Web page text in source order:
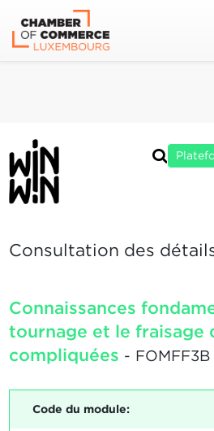
Consultation des
Connaissances
tournage et le fraisage
compliquées - FOMFF3B
Code du module: